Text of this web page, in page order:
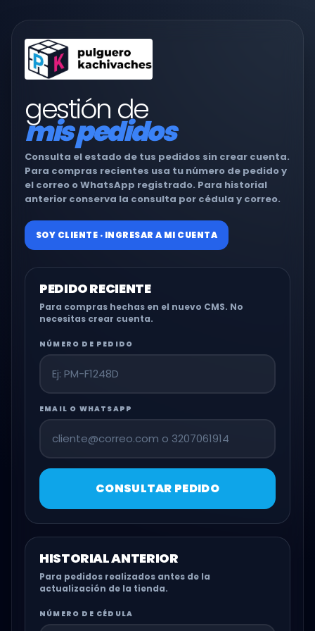
gestión de
mis pedidos
Consulta el estado de tus pedidos sin crear cuenta.
Para compras recientes usa tu número de pedido y
el correo o WhatsApp registrado. Para historial
anterior conserva la consulta por cédula y correo.
SOY CLIENTE · INGRESAR A MI CUENTA
PEDIDO RECIENTE
Para compras hechas en el nuevo CMS. No
necesitas crear cuenta.
NÚMERO DE PEDIDO
EMAIL O WHATSAPP
CONSULTAR PEDIDO
HISTORIAL ANTERIOR
Para pedidos realizados antes de la
actualización de la tienda.
NÚMERO DE CÉDULA